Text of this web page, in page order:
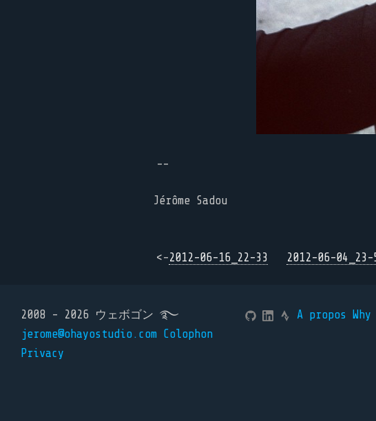
--
Jérôme Sadou
<-2012-06-16_22-33 2012-06-04_23-
2008 - 2026 ウェボゴン ࿐
jerome@ohayostudio.com Colophon
Privacy
A propos